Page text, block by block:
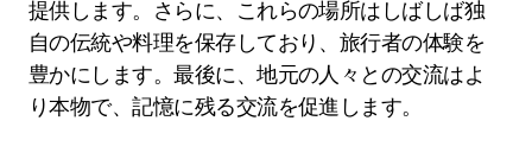
提供します。さらに、これらの場所はしばしば独
自の伝統や料理を保存しており、旅行者の体験を
豊かにします。最後に、地元の人々との交流はよ
り本物で、記憶に残る交流を促進します。